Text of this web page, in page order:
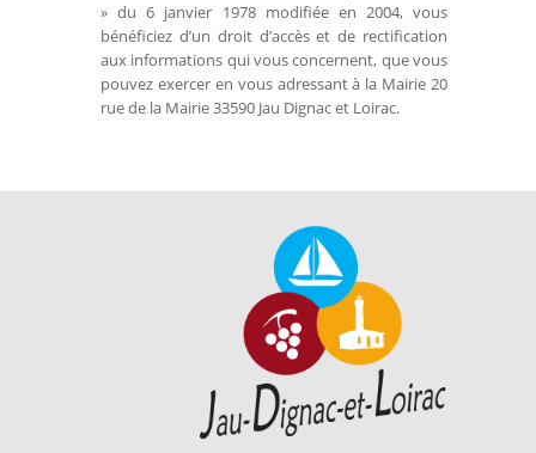
» du 6 janvier 1978 modifiée en 2004, vous
bénéficiez d’un droit d’accès et de rectification
aux informations qui vous concernent, que vous
pouvez exercer en vous adressant à la Mairie 20
rue de la Mairie 33590 Jau Dignac et Loirac.